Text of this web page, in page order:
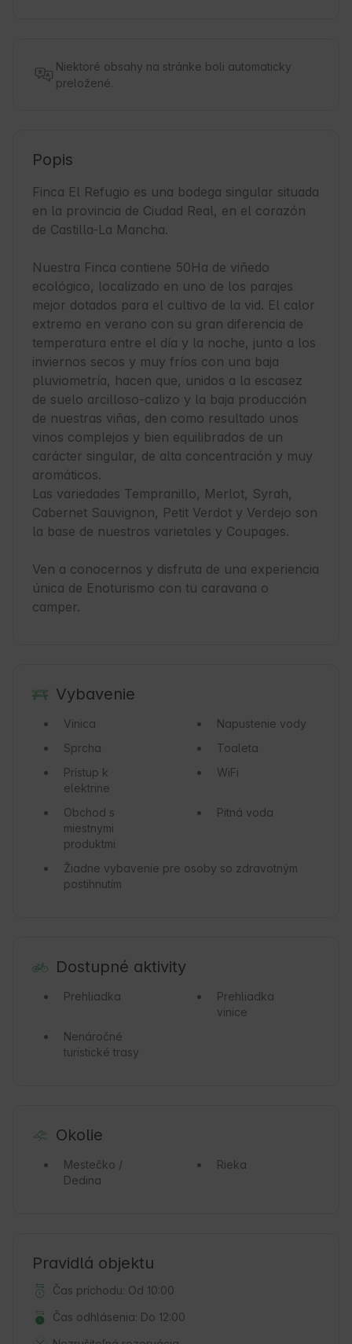
Niektoré obsahy na stránke boli automaticky
preložené.
Popis
Finca El Refugio es una bodega singular situada
en la provincia de Ciudad Real, en el corazón
de Castilla-La Mancha.
Nuestra Finca contiene 50Ha de viñedo
ecológico, localizado en uno de los parajes
mejor dotados para el cultivo de la vid. El calor
extremo en verano con su gran diferencia de
temperatura entre el día y la noche, junto a los
inviernos secos y muy fríos con una baja
pluviometría, hacen que, unidos a la escasez
de suelo arcilloso-calizo y la baja producción
de nuestras viñas, den como resultado unos
vinos complejos y bien equilibrados de un
carácter singular, de alta concentración y muy
aromáticos.
Las variedades Tempranillo, Merlot, Syrah,
Cabernet Sauvignon, Petit Verdot y Verdejo son
la base de nuestros varietales y Coupages.
Ven a conocernos y disfruta de una experiencia
única de Enoturismo con tu caravana o
camper.
Vybavenie
Vinica
Napustenie vody
Sprcha
Toaleta
Prístup k
elektrine
WiFi
Obchod s
miestnymi
produktmi
Pitná voda
Žiadne vybavenie pre osoby so zdravotným
postihnutím
Dostupné aktivity
Prehliadka
Prehliadka
vinice
Nenáročné
turistické trasy
Okolie
Mestečko /
Dedina
Rieka
Pravidlá objektu
Čas príchodu: Od 10:00
Čas odhlásenia: Do 12:00